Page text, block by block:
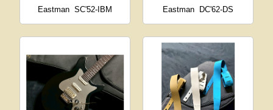
Eastman SC'52-IBM Eastman DC'62-DS